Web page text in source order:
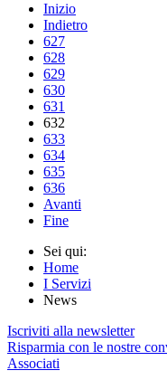
Inizio
Indietro
627
628
629
630
631
632
633
634
635
636
Avanti
Fine
Sei qui:
Home
I Servizi
News
Iscriviti alla newsletter
Risparmia con le nostre
Associati